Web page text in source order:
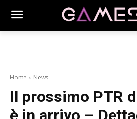
Home News
Il prossimo PTR
è in arrivo –